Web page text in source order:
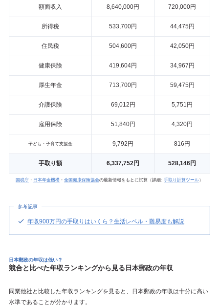
額面収入 8,640,000円 720,000円
所得税 533,700円 44,475円
住民税 504,600円 42,050円
健康保険 419,604円 34,967円
厚生年金 713,700円 59,475円
介護保険 69,012円 5,751円
雇用保険 51,840円 4,320円
子ども・子育て支援金 9,792円 816円
手取り額 6,337,752円 528,146円
国税庁 ・ 日本年金機構 ・ 全国健康保険協会の最新情報をもとに試算（詳細: 手取り計算ツール）
参考記事
年収900万円の手取りはいくら？生活レベル・難易度も解説
日本郵政の年収は低い？
競合と比べた年収ランキングから見る日本郵政の年収
同業他社と比較した年収ランキングを見ると、日本郵政の年収は十分に高い
水準であることが分かります。